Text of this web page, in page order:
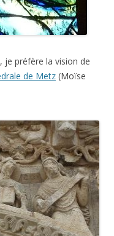
, je préfère la vision de
de Metz (Moïse